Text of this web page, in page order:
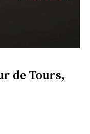
de Tours,